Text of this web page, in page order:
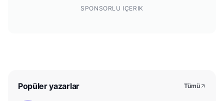
SPONSORLU IÇERIK
Popüler yazarlar Tümü